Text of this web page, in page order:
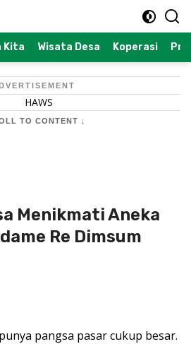
Kita Wisata Desa Koperasi
TO CONTENT ↓
Menikmati Aneka
Re Dimsum
pangsa pasar cukup besar.